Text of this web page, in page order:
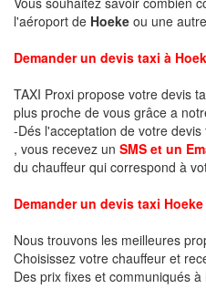
l'aéroport de Hoeke ou une
Demander un devis taxi à
TAXI Proxi propose votre devis
plus proche de vous grâce a
-Dés l'acceptation de votre devis
, vous recevez un SMS et un
du chauffeur qui correspond à
Demander un devis taxi
Nous trouvons les meilleures
Choisissez votre chauffeur et
Des prix fixes et communiqués à